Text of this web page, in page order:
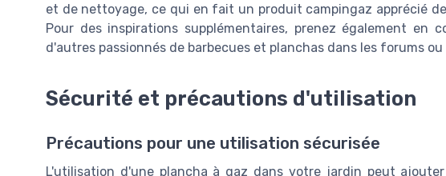
et de nettoyage, ce qui en fait un produit campingaz apprécié
Pour des inspirations supplémentaires, prenez également en
d'autres passionnés de barbecues et planchas dans les forums
Sécurité et précautions d'utilisation
Précautions pour une utilisation sécurisée
L'utilisation d'une plancha à gaz dans votre jardin peut